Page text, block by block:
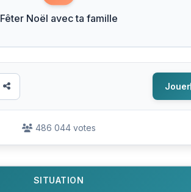
Fêter Noël avec ta famille
Jouer
486 044 votes
SITUATION